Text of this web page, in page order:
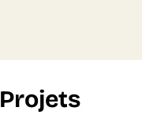
Projets